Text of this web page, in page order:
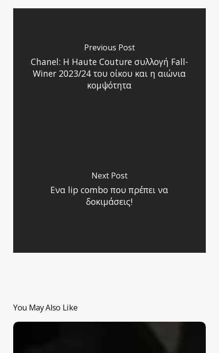
Previous Post
Chanel: Η Haute Couture συλλογή Fall-
Winer 2023/24 του οίκου και η αιώνια
κομψότητα
Next Post
Ενα lip combo που πρέπει να
δοκιμάσεις!
You May Also Like